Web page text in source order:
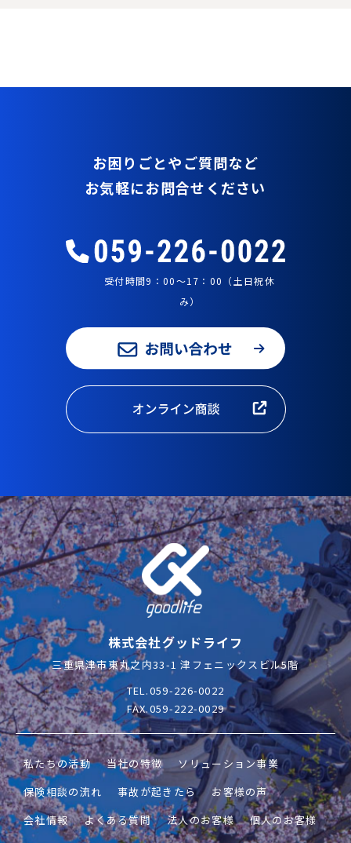
お困りごとやご質問など
お気軽にお問合せください
受付時間9：00～17：00（土日祝休
み）
株式会社グッドライフ
三重県津市東丸之内33-1 津フェニックスビル5階
TEL.059-226-0022
FAX.059-222-0029
私たちの活動 当社の特徴
ソリューション事業
保険相談の流れ
事故が起きたら
お客様の声
会社情報
よくある質問 法人のお客様
個人のお客様